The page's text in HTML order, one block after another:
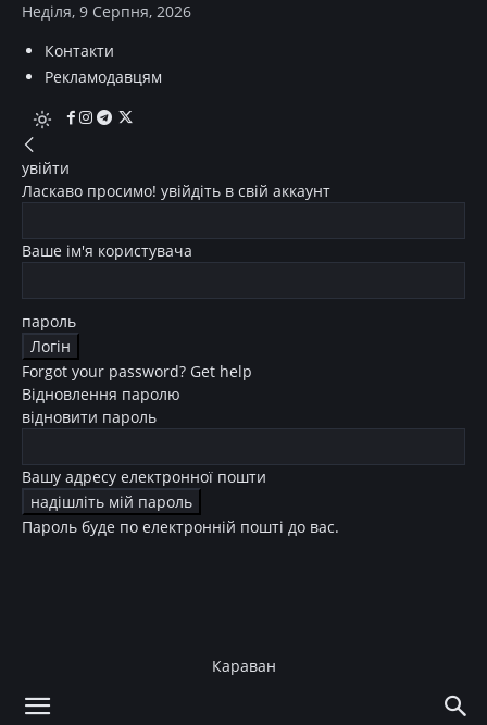
Неділя, 9 Серпня, 2026
Контакти
Рекламодавцям
увійти
Ласкаво просимо! увійдіть в свій аккаунт
Ваше ім'я користувача
пароль
Forgot your password? Get help
Відновлення паролю
відновити пароль
Вашу адресу електронної пошти
Пароль буде по електронній пошті до вас.
Караван